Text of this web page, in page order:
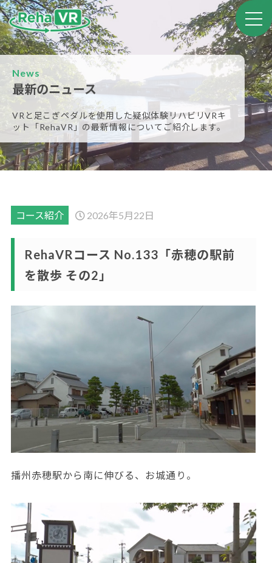
News
最新のニュース
VRと足こぎペダルを使用した疑似体験リハビリVRキ
ット
「RehaVR」の最新情報についてご紹介します。
コース紹介 2026年5月22日
RehaVRコース No.133「赤穂の駅前
を散歩 その2」
播州赤穂駅から南に伸びる、お城通り。